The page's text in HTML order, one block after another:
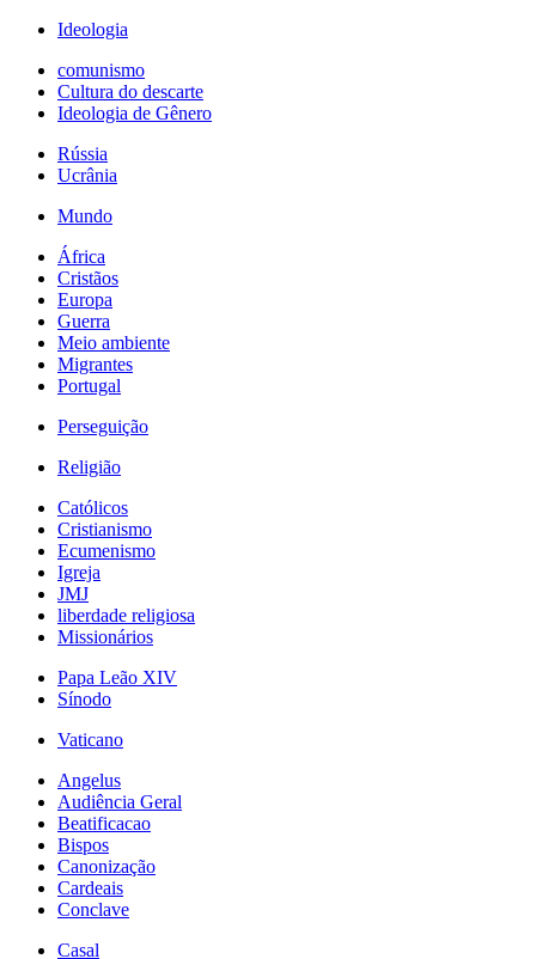
Ideologia
comunismo
Cultura do descarte
Ideologia de Gênero
Rússia
Ucrânia
Mundo
África
Cristãos
Europa
Guerra
Meio ambiente
Migrantes
Portugal
Perseguição
Religião
Católicos
Cristianismo
Ecumenismo
Igreja
JMJ
liberdade religiosa
Missionários
Papa Leão XIV
Sínodo
Vaticano
Angelus
Audiência Geral
Beatificacao
Bispos
Canonização
Cardeais
Conclave
Casal